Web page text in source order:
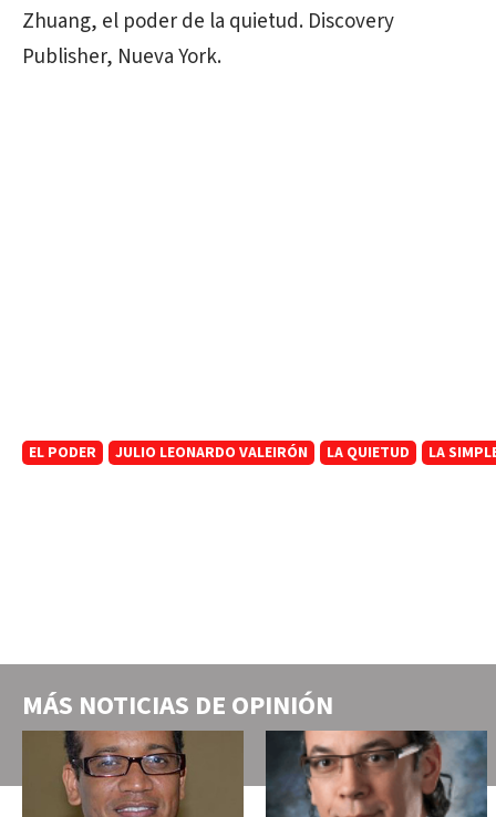
Zhuang, el poder de la quietud. Discovery
Publisher, Nueva York.
EL PODER JULIO LEONARDO VALEIRÓN LA QUIETUD LA
MÁS NOTICIAS DE OPINIÓN